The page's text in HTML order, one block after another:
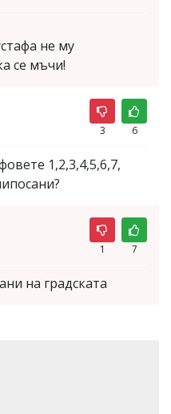
не му
се мъчи!
3 6
1,2,3,4,5,6,7,
1 7
на градската